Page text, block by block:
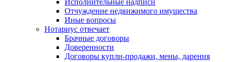
Исполнительные надписи
Отчуждение недвижимого имущества
Иные вопросы
Нотариус отвечает
Брачные договоры
Доверенности
Договоры купли-продажи, мены, дарения